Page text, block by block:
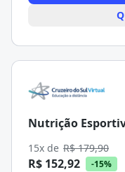
Nutrição
15x de R$ 179,90
R$ 152,92 -15%